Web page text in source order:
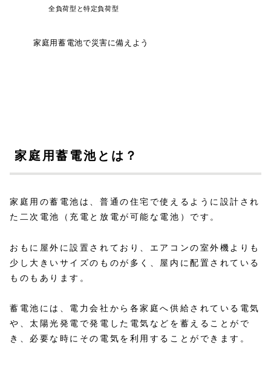
全負荷型と特定負荷型
家庭用蓄電池で災害に備えよう
家庭用蓄電池とは？
家庭用の蓄電池は、普通の住宅で使えるように設計され
た二次電池（充電と放電が可能な電池）です。
おもに屋外に設置されており、エアコンの室外機よりも
少し大きいサイズのものが多く、屋内に配置されている
ものもあります。
蓄電池には、電力会社から各家庭へ供給されている電気
や、太陽光発電で発電した電気などを蓄えることがで
き、必要な時にその電気を利用することができます。